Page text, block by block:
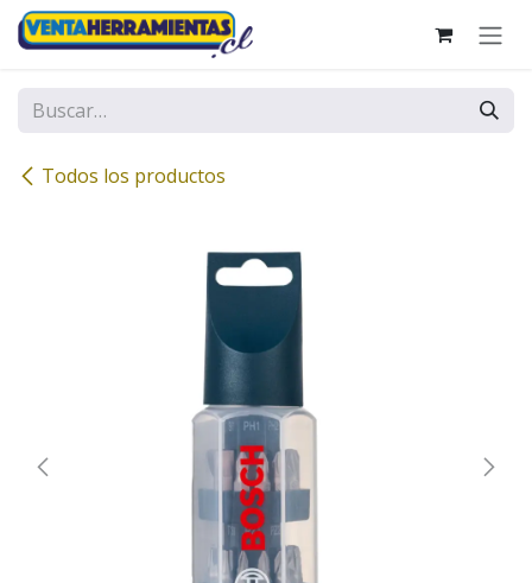
Ir al contenido
Todos los productos